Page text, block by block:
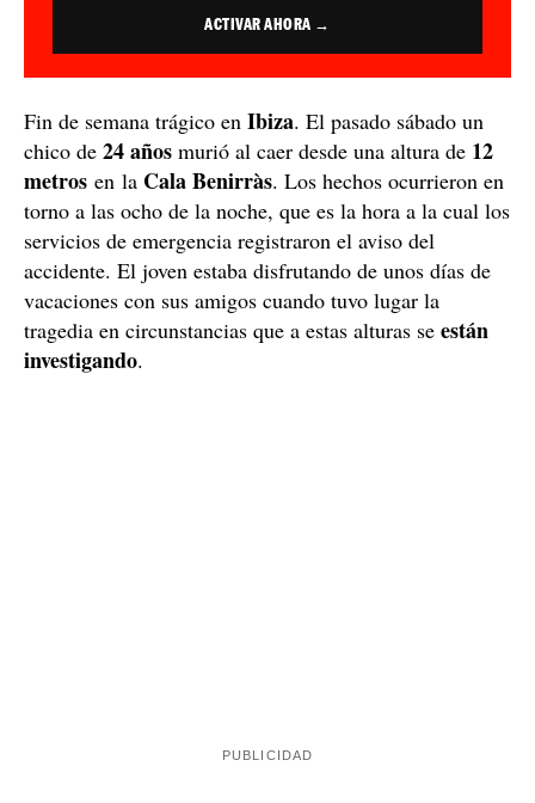
ACTIVAR AHORA →
Fin de semana trágico en Ibiza. El pasado sábado un
chico de 24 años murió al caer desde una altura de 12
metros en la Cala Benirràs. Los hechos ocurrieron en
torno a las ocho de la noche, que es la hora a la cual los
servicios de emergencia registraron el aviso del
accidente. El joven estaba disfrutando de unos días de
vacaciones con sus amigos cuando tuvo lugar la
tragedia en circunstancias que a estas alturas se están
investigando.